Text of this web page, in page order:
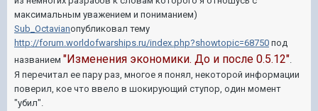
максимальным уважением и пониманием)
Sub_Octavianопубликовал тему
http://forum.worldofwarships.ru/index.php?showtopic=68750 под
названием "Изменения экономики. До и после 0.5.12".
Я перечитал ее пару раз, многое я понял, некоторой информации
поверил, кое что ввело в шокирующий ступор, один момент
"убил".